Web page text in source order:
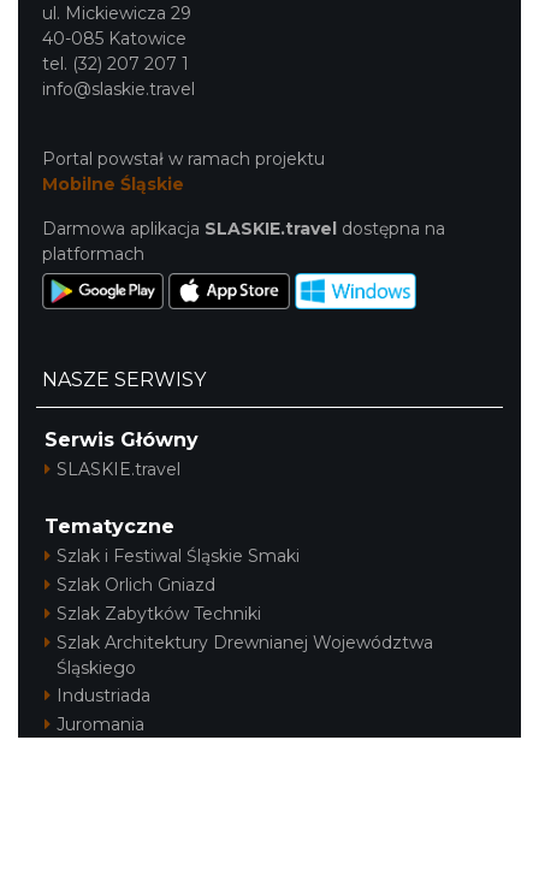
ul. Mickiewicza 29
40-085 Katowice
tel. (32) 207 207 1
info@slaskie.travel
Portal powstał w ramach projektu
Mobilne Śląskie
Darmowa aplikacja SLASKIE.travel dostępna na
platformach
NASZE SERWISY
Serwis Główny
SLASKIE.travel
Tematyczne
Szlak i Festiwal Śląskie Smaki
Szlak Orlich Gniazd
Szlak Zabytków Techniki
Szlak Architektury Drewnianej Województwa
Śląskiego
Industriada
Juromania